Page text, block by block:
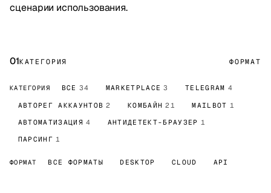
сценарии использования.
01КАТЕГОРИЯ ФОРМАТ
КАТЕГОРИЯ ВСЕ 34 MARKETPLACE 3 TELEGRAM 4
АВТОРЕГ АККАУНТОВ 2 КОМБАЙН 21 MAILBOT 1
АВТОМАТИЗАЦИЯ 4 АНТИДЕТЕКТ-БРАУЗЕР 1
ПАРСИНГ 1
ФОРМАТ ВСЕ ФОРМАТЫ DESKTOP CLOUD API